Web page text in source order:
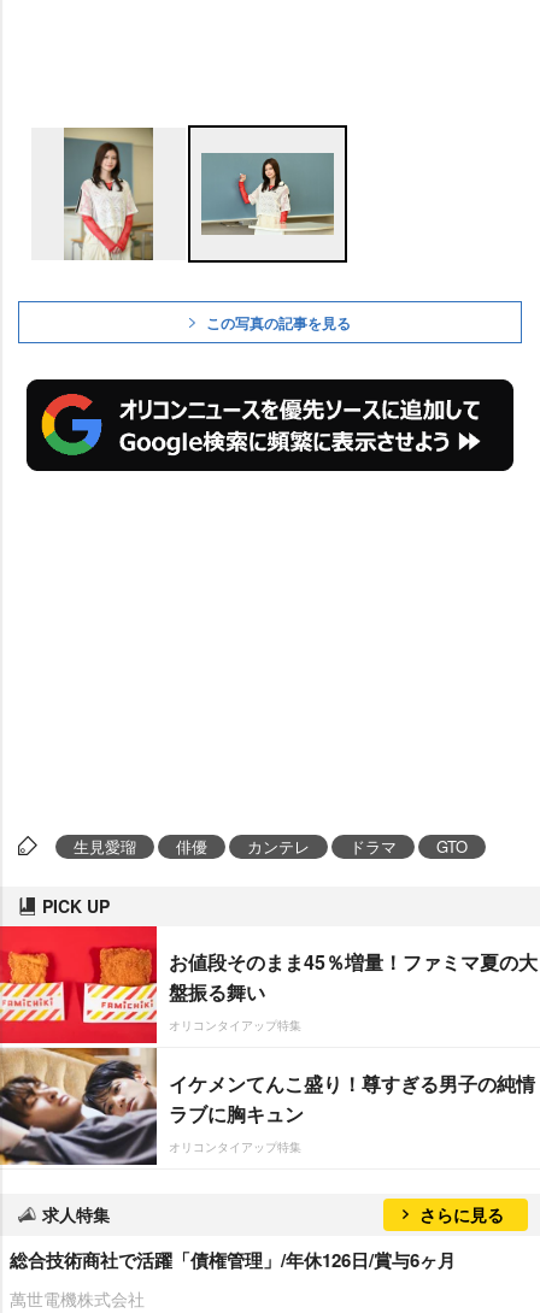
この写真の記事を見る
生見愛瑠 俳優 カンテレ ドラマ GTO
PICK UP
お値段そのまま45％増量！ファミマ夏の大
盤振る舞い
オリコンタイアップ特集
イケメンてんこ盛り！尊すぎる男子の純情
ラブに胸キュン
オリコンタイアップ特集
求人特集 さらに見る
総合技術商社で活躍「債権管理」/年休126日/賞与6ヶ月
萬世電機株式会社